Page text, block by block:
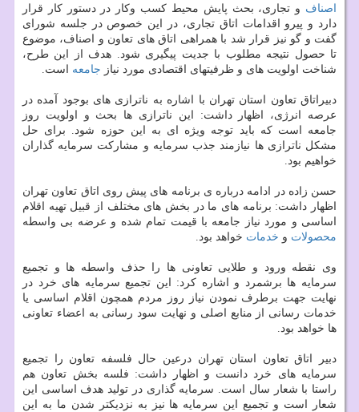
اصناف و تجاری، بحث پایش محیط کسب وکار در دستور کار قرار
دارد و پیرو اقدامات اتاق تجاری، در این خصوص در جلسه شورای
گفت و گو نیز قرار شد با همراهی اتاق های تعاون و اصناف، موضوع
تا حصول نتیجه مطلوب با جدیت پیگیری شود. هدف از این طرح،
شناخت اولویت های و ظرفیتهای اقتصادی مورد نیاز جامعه است.
دبیراتاق تعاون استان تهران با اشاره به ناترازی های بوجود آمده در
عرصه انرژی، اظهار داشت: این ناترازی ها بحث و اولویت روز
جامعه است که باید توجه ویژه ای به این حوزه شود. برای حل
مشکل ناترازی ها نیازمند جذب سرمایه و مشارکت سرمایه گذاران
خواهیم بود.
حسن زاده در ادامه درباره ی برنامه های پیش روی اتاق تعاون تهران
اظهار داشت: برنامه های ما در بخش های مختلف از قبیل تهیه اقلام
اساسی و مورد نیاز جامعه با قیمت تمام شده و عرضه بی واسطه
محصولات و خدمات خواهد بود.
وی نقطه ورود و طلایی تعاونی ها را حذف واسطه ها و تجمیع
سرمایه ها برشمرد و اشاره کرد: این تجمیع سرمایه های خرد در
نهایت جهت برطرف نمودن نیاز روز مردم همچون اقلام اساسی یا
خدمات رسانی از منابع اصلی و نهایت سود رسانی به اعضاء تعاونی
ها خواهد بود.
دبیر اتاق تعاون استان تهران درعین حال فلسفه تعاون را تجمیع
سرمایه های خرد دانست و اظهار داشت: فلسه بخش تعاون هم
راستا با شعار سال است. سرمایه گذاری در تولید هدف اساسی این
شعار است و تجمیع این سرمایه ها نیز به نزدیکتر شدن ما به این